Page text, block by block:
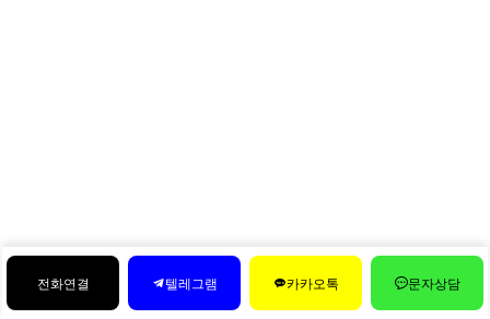
전화연결 텔레그램 카카오톡 문자상담